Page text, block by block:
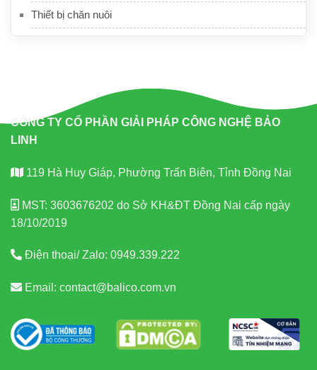
Thiết bị chăn nuôi
CÔNG TY CỔ PHẦN GIẢI PHÁP CÔNG NGHỆ BẢO
LINH
119 Hà Huy Giáp, Phường Trấn Biên, Tỉnh Đồng Nai
MST: 3603676202 do Sở KH&ĐT Đồng Nai cấp ngày
18/10/2019
Điện thoại/ Zalo: 0949.339.222
Email: contact@balico.com.vn